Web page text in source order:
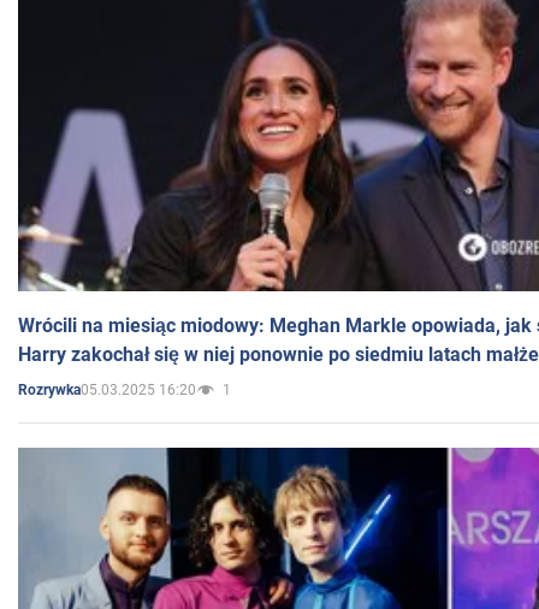
Wrócili na miesiąc miodowy: Meghan Markle opowiada, jak
Harry zakochał się w niej ponownie po siedmiu latach
Rozrywka05.03.2025 16:20 1